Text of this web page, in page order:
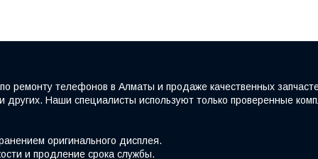
телефонов в Алматы и продаже качественных
других. Наши специалисты используют только проверенные
оригинального дисплея.
и продление срока службы.